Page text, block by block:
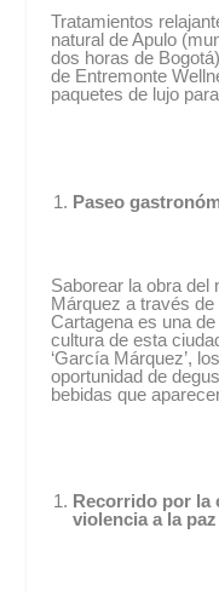
Tratamientos
natural de Apulo
dos horas de
de Entremonte
paquetes de lujo
Paseo
Saborear la obra del
Márquez a través
Cartagena es una
cultura de esta
‘García Márquez’,
oportunidad de
bebidas que
Recorrido por la
violencia a la paz